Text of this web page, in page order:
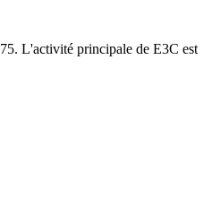
L'activité principale de E3C est